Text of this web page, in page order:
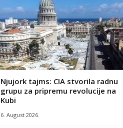
Njujork tajms: CIA stvorila radnu
grupu za pripremu revolucije na
Kubi
6. August 2026.